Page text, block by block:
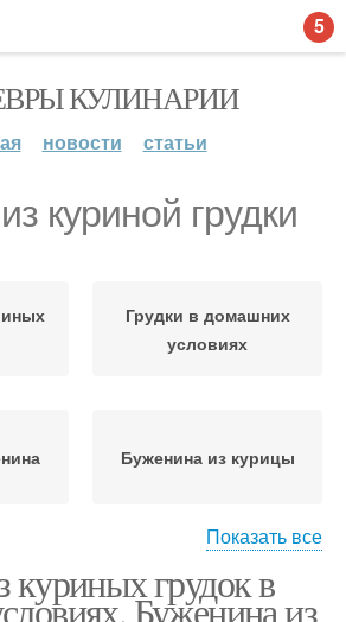
КУЛИНАРИИ
новости статьи
куриной грудки
Грудки в домашних
условиях
Буженина из курицы
грудки
Показать все
куриных грудок в
Буженина из
5